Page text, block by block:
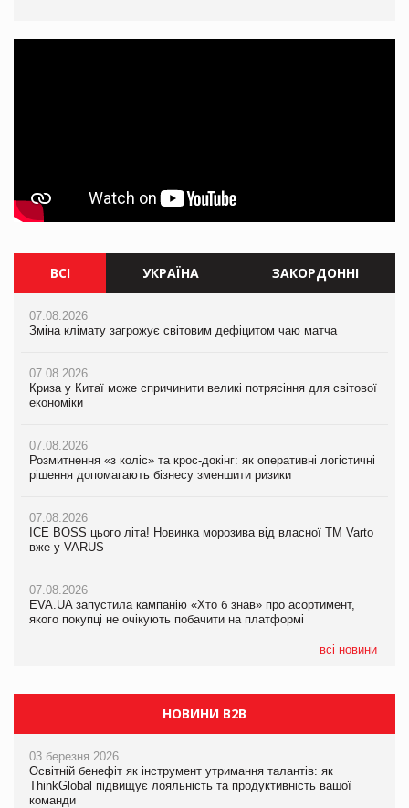
ВСІ УКРАЇНА ЗАКОРДОННІ
07.08.2026
Зміна клімату загрожує світовим дефіцитом чаю матча
07.08.2026
Криза у Китаї може спричинити великі потрясіння для світової
економіки
07.08.2026
Розмитнення «з коліс» та крос-докінг: як оперативні логістичні
рішення допомагають бізнесу зменшити ризики
07.08.2026
ICE BOSS цього літа! Новинка морозива від власної ТМ Varto
вже у VARUS
07.08.2026
EVA.UA запустила кампанію «Хто б знав» про асортимент,
якого покупці не очікують побачити на платформі
всі новини
07.08.2026
Зміна клімату загрожує світовим дефіцитом чаю матча
07.08.2026
Криза у Китаї може спричинити великі потрясіння для світової
економіки
07.08.2026
Розмитнення «з коліс» та крос-докінг: як оперативні логістичні
рішення допомагають бізнесу зменшити ризики
07.08.2026
ICE BOSS цього літа! Новинка морозива від власної ТМ Varto
вже у VARUS
07.08.2026
EVA.UA запустила кампанію «Хто б знав» про асортимент,
якого покупці не очікують побачити на платформі
07.08.2026
Зміна клімату загрожує світовим дефіцитом чаю матча
07.08.2026
Криза у Китаї може спричинити великі потрясіння для світової
економіки
07.08.2026
Kraft Heinz скоротила збиток у першому півріччі
Продажі Hugo Boss впали на 9%
НОВИНИ B2B
03 березня 2026
Освітній бенефіт як інструмент утримання талантів: як
ThinkGlobal підвищує лояльність та продуктивність вашої
команди